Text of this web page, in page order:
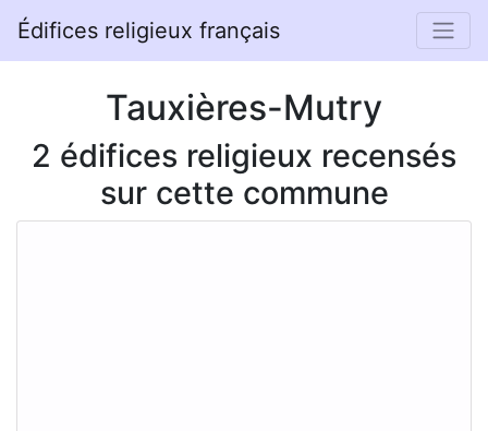
Édifices religieux français
Tauxières-Mutry
2 édifices religieux recensés
sur cette commune